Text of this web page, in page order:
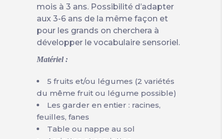
mois à 3 ans. Possibilité d’adapter
aux 3-6 ans de la même façon et
pour les grands on cherchera à
développer le vocabulaire sensoriel.
Matériel :
5 fruits et/ou légumes (2 variétés
du même fruit ou légume possible)
Les garder en entier : racines,
feuilles, fanes
Table ou nappe au sol